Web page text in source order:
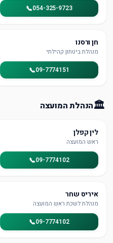
📞054-325-9723
חן ורסנו
מנהלת ביטחון קהילתי
📞09-7774151
🏛הנהלת המועצה
לין קפלן
ראש המועצה
📞09-7774102
איריס שחר
מנהלת לשכת ראש המועצה
📞09-7774102